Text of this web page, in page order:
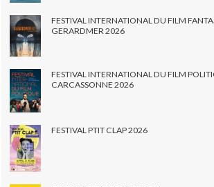
FESTIVAL INTERNATIONAL DU FILM
GERARDMER 2026
FESTIVAL INTERNATIONAL DU FILM
CARCASSONNE 2026
FESTIVAL PTIT CLAP 2026